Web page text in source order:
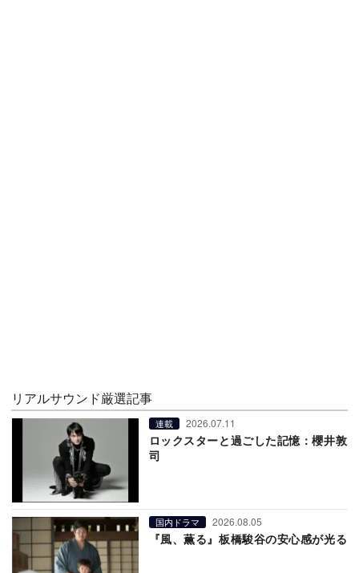
リアルサウンド厳選記事
連載 2026.07.11
ロックスターと過ごした記憶：櫻井敦
司
国内ドラマ 2026.08.05
『風、薫る』板橋駿谷の安心感が光る